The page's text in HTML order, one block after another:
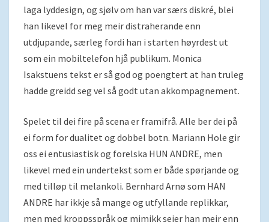
laga lyddesign, og sjølv om han var særs diskré, blei
han likevel for meg meir distraherande enn
utdjupande, særleg fordi han i starten høyrdest ut
som ein mobiltelefon hjå publikum. Monica
Isakstuens tekst er så god og poengtert at han truleg
hadde greidd seg vel så godt utan akkompagnement.
Spelet til dei fire på scena er framifrå. Alle ber dei på
ei form for dualitet og dobbel botn. Mariann Hole gir
oss ei entusiastisk og forelska HUN ANDRE, men
likevel med ein undertekst som er både spørjande og
med tilløp til melankoli. Bernhard Arnø som HAN
ANDRE har ikkje så mange og utfyllande replikkar,
men med kroppsspråk og mimikk seier han meir enn